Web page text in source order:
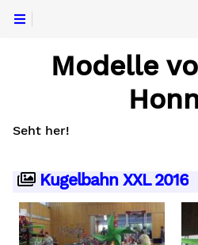
Modelle
Seht her!
Kugelbahn XXL 2016